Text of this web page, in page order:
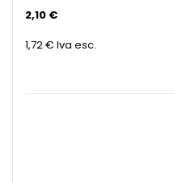
2,10 €
1,72 € Iva esc.